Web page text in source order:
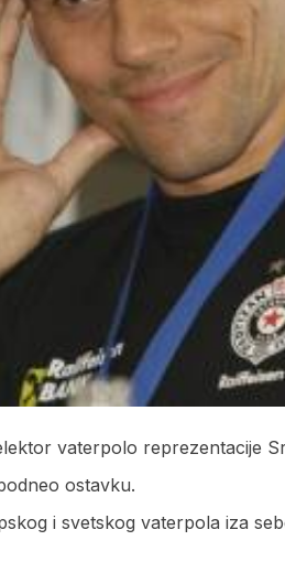
vaterpolo reprezentacije
ostavku.
i svetskog vaterpola iza